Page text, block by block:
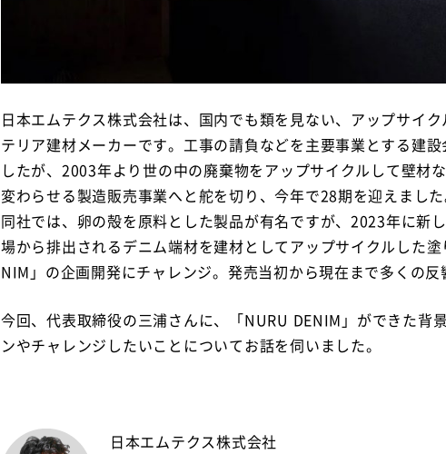
日本エムテクス株式会社は、国内でも類を見ない、アップサイ
テリア建材メーカーです。工事の請負などを主要事業とする建
したが、2003年より世の中の廃棄物をアップサイクルして壁材
変わらせる製造販売事業へと舵を切り、今年で28期を迎えました
同社では、卵の殻を原料とした製品が有名ですが、2023年に新
場から排出されるデニム端材を建材としてアップサイクルした
NIM」の企画開発にチャレンジ。発売当初から現在まで多くの反
今回、代表取締役の三浦さんに、「NURU DENIM」ができた背
ンやチャレンジしたいことについてお話を伺いました。
日本エムテクス株式会社